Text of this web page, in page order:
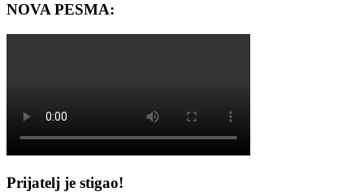
NOVA PESMA:
Prijatelj je stigao!